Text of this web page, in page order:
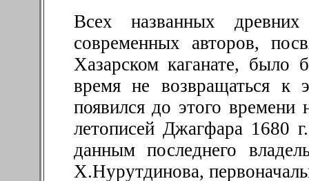
Всех названных
современных авторов,
Хазарском каганате,
время не возвращаться
появился до этого времени
летописей Джагфара
данным последнего
Х.Нурутдинова,